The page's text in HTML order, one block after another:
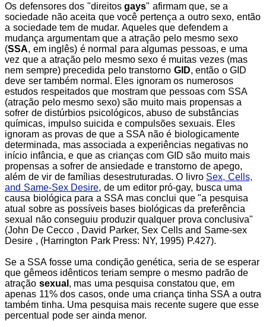
Os defensores dos "direitos gays" afirmam que, se a
sociedade não aceita que você pertença a outro sexo, então
a sociedade tem de mudar. Aqueles que defendem a
mudança argumentam que a atração pelo mesmo sexo
(SSA, em inglês) é normal para algumas pessoas, e uma
vez que a atração pelo mesmo sexo é muitas vezes (mas
nem sempre) precedida pelo transtorno GID, então o GID
deve ser também normal. Eles ignoram os numerosos
estudos respeitados que mostram que pessoas com SSA
(atração pelo mesmo sexo) são muito mais propensas a
sofrer de distúrbios psicológicos, abuso de substâncias
químicas, impulso suicida e compulsões sexuais. Eles
ignoram as provas de que a SSA não é biologicamente
determinada, mas associada a experiências negativas no
início infância, e que as crianças com GID são muito mais
propensas a sofrer de ansiedade e transtorno de apego,
além de vir de famílias desestruturadas. O livro Sex, Cells,
and Same-Sex Desire, de um editor pró-gay, busca uma
causa biológica para a SSA mas conclui que "a pesquisa
atual sobre as possíveis bases biológicas da preferência
sexual não conseguiu produzir qualquer prova conclusiva"
(John De Cecco , David Parker, Sex Cells and Same-sex
Desire , (Harrington Park Press: NY, 1995) P.427).
Se a SSA fosse uma condição genética, seria de se esperar
que gêmeos idênticos teriam sempre o mesmo padrão de
atração sexual , mas uma pesquisa constatou que, em
apenas 11% dos casos, onde uma criança tinha SSA a outra
também tinha. Uma pesquisa mais recente sugere que esse
percentual pode ser ainda menor.